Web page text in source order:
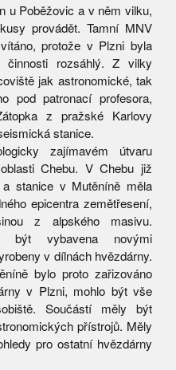
u Poběžovic a v něm vilku,
provádět. Tamní MNV
protože v Plzni byla
činnosti rozsáhlý. Z vilky
jak astronomické, tak
pod patronací profesora,
z pražské Karlovy
stanice.
zajímavém útvaru
Chebu. V Chebu již
stanice v Mutěníně měla
epicentra zemětřesení,
z alpského masivu.
být vybavena novými
v dílnách hvězdárny.
bylo proto zařizováno
v Plzni, mohlo být vše
Součástí měly být
přístrojů. Měly
pro ostatní hvězdárny